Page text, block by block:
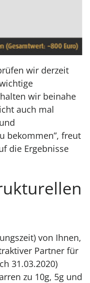
wir derzeit
wir beinahe
auch mal
bekommen”, freut
die Ergebnisse
von Ihnen,
Partner für
31.03.2020)
zu 10g, 5g und